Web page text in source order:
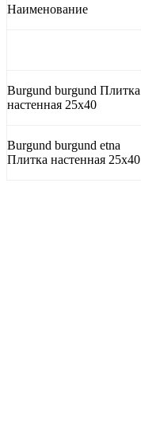
Наименование
Burgund burgund Плитка
настенная 25х40
Burgund burgund etna
Плитка настенная 25х40